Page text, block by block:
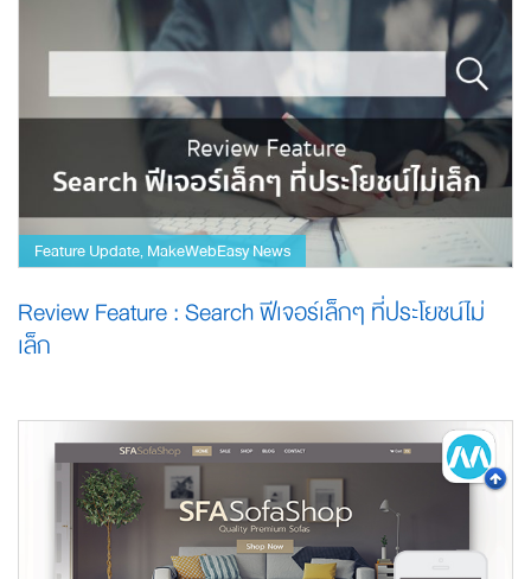
Feature Update, MakeWebEasy News
Review Feature : Search ฟีเจอร์เล็กๆ ที่ประโยชน์ไม่
เล็ก